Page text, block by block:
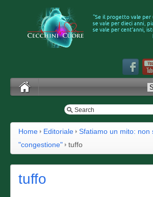
Home Editoriale
Sfatiamo un mito: non
"congestione"
tuffo
tuffo